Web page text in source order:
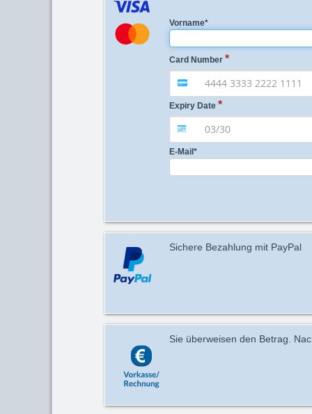
Vorname*
Card Number
Expiry Date
E-Mail*
Sichere Bezahlung mit PayPal
Sie überweisen den Betrag.